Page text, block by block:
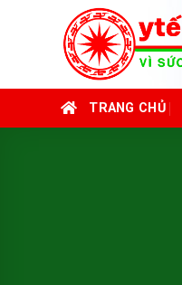
TRANG CHỦ